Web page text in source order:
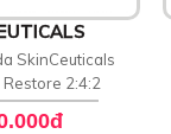
SkinCeuticals
Restore 2:4:2